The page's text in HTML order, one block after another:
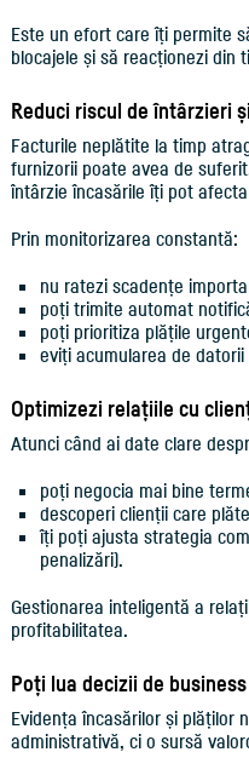
Este un efort care îți permite
blocajele și să reacționezi din
Reduci riscul de întârzieri
Facturile neplătite la timp
furnizorii poate avea de
întârzie încasările îți pot
Prin monitorizarea constantă:
nu ratezi scadențe
poți trimite automat
poți prioritiza plățile
eviți acumularea de
Optimizezi relațiile cu
Atunci când ai date clare
poți negocia mai bine
descoperi clienții care
îți poți ajusta strategia
penalizări).
Gestionarea inteligentă a
profitabilitatea.
Poți lua decizii de
Evidența încasărilor și plăților
administrativă, ci o sursă